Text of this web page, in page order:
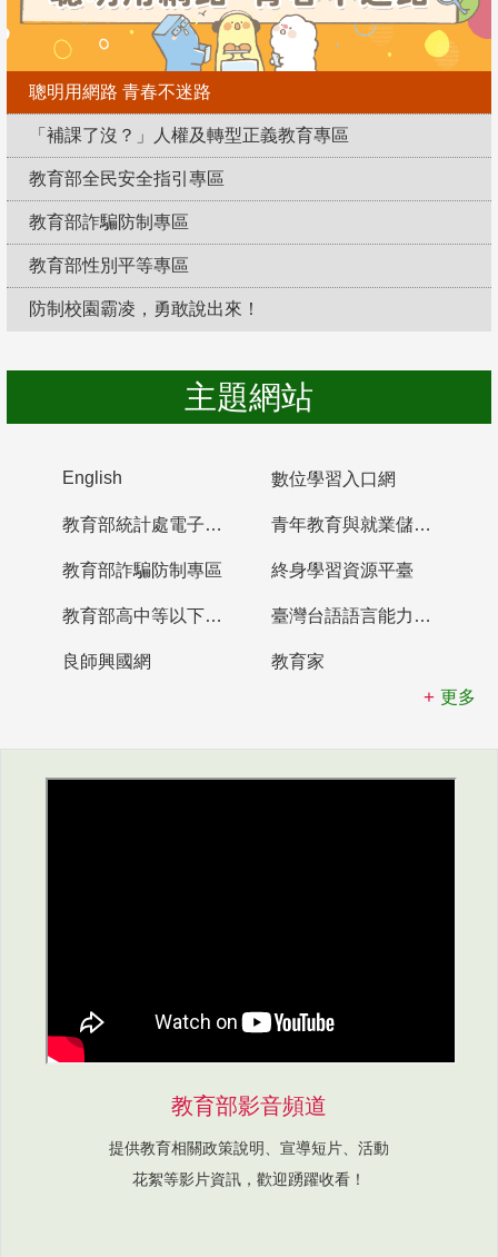
聰明用網路 青春不迷路
「補課了沒？」人權及轉型正義教育專區
教育部全民安全指引專區
教育部詐騙防制專區
教育部性別平等專區
防制校園霸凌，勇敢說出來！
主題網站
English 數位學習入口網
教育部統計處電子書櫃 青年教育與就業儲蓄帳戶
教育部詐騙防制專區 終身學習資源平臺
教育部高中等以下學校及幼兒園教師資格檢定考試 臺灣台語語言能力認證網站
良師興國網
教育家
更多
教育部影音頻道
提供教育相關政策說明、宣導短片、活動
花絮等影片資訊，歡迎踴躍收看！